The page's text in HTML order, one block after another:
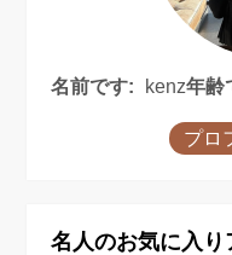
名前です: kenz年齢
プロ
名人のお気に入り